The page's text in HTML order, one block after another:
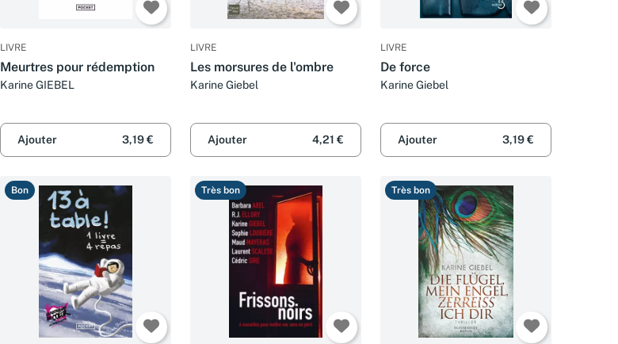
LIVRE
Meurtres pour rédemption
Karine GIEBEL
Ajouter 3,19 €
LIVRE
Les morsures de l'ombre
Karine Giebel
Ajouter 4,21 €
LIVRE
De force
Karine Giebel
Ajouter 3,19 €
Bon Très bon Très bon